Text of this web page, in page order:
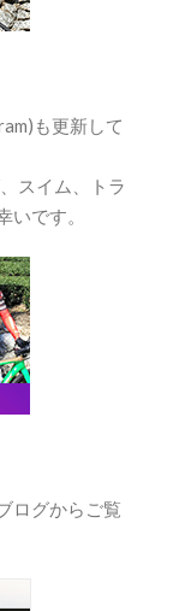
も更新して
スイム、トラ
です。
ログからご覧